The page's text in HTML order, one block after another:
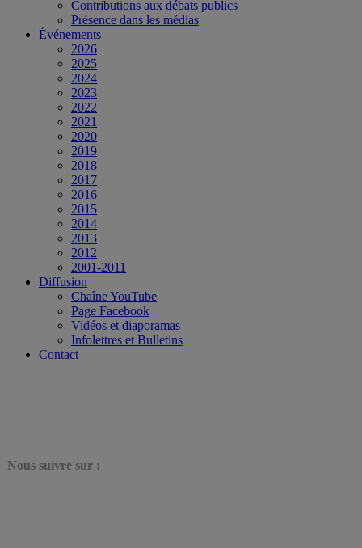
Contributions aux débats publics
Présence dans les médias
Événements
2026
2025
2024
2023
2022
2021
2020
2019
2018
2017
2016
2015
2014
2013
2012
2001-2011
Diffusion
Chaîne YouTube
Page Facebook
Vidéos et diaporamas
Infolettres et Bulletins
Contact
Nous suivre sur :